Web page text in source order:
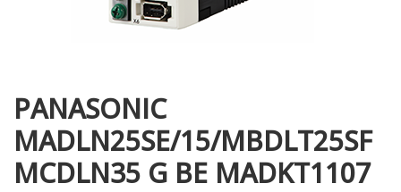
PANASONIC
MADLN25SE/15/MBDLT25SF
MCDLN35 G BE MADKT1107